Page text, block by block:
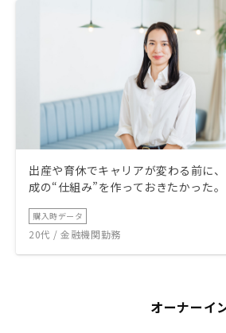
出産や育休でキャリアが変わる前に
成の“仕組み”を作っておきたかった。
購入時データ
20代 / 金融機関勤務
オーナーイ